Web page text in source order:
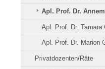
Apl. Prof. Dr.
Apl. Prof. Dr. Tamara
Apl. Prof. Dr. Marion
Privatdozenten/Räte